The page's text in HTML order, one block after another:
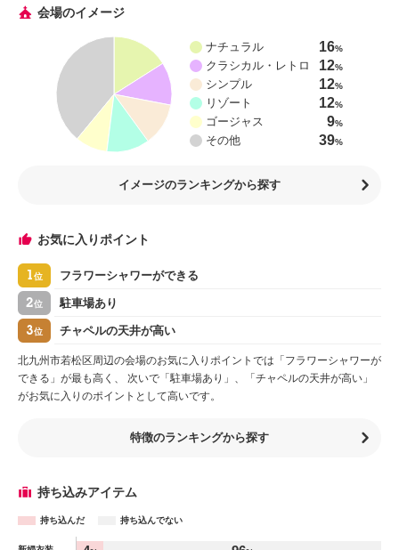
会場のイメージ
ナチュラル 16%
クラシカル・レトロ 12%
シンプル 12%
リゾート 12%
ゴージャス 9%
その他 39%
イメージのランキングから探す
お気に入りポイント
1位 フラワーシャワーができる
2位 駐車場あり
3位 チャペルの天井が高い
北九州市若松区周辺の会場のお気に入りポイントでは「フラワーシャワーが
できる」が最も高く、 次いで「駐車場あり」、「チャペルの天井が高い」
がお気に入りのポイントとして高いです。
特徴のランキングから探す
持ち込みアイテム
持ち込んだ 持ち込んでない
アイテム